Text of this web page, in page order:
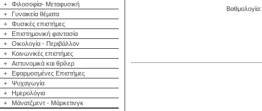
+
Φιλοσοφία- Μεταφυσική
+
Γυναικεία θέματα
+
Φυσικές επιστήμες
+
Επιστημονική φαντασία
+
Οικολογία - Περιβάλλον
+
Κοινωνικές επιστήμες
+
Αστυνομικά και θρίλερ
+
Εφαρμοσμένες Επιστήμες
+
Ψυχαγωγία
+
Ημερολόγια
+
Μάνατζμεντ - Μάρκετινγκ